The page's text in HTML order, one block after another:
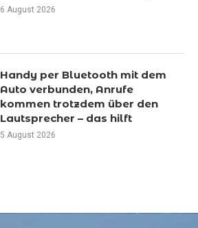
6 August 2026
Handy per Bluetooth mit dem
Auto verbunden, Anrufe
kommen trotzdem über den
Lautsprecher – das hilft
5 August 2026